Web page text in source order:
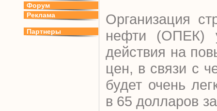
Форум
Реклама
Партнеры
Организация
нефти (ОПЕК)
действия на
цен, в связи с
будет очень
в 65 долларов